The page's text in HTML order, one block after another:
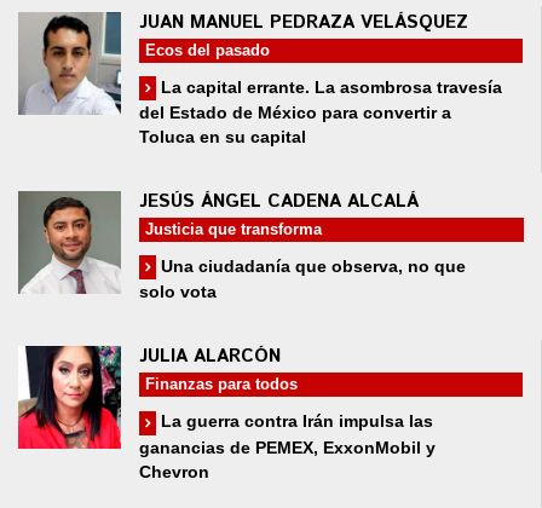
JUAN MANUEL PEDRAZA VELÁSQUEZ
Ecos del pasado
La capital errante. La asombrosa travesía
del Estado de México para convertir a
Toluca en su capital
JESÚS ÁNGEL CADENA ALCALÁ
Justicia que transforma
Una ciudadanía que observa, no que
solo vota
JULIA ALARCÓN
Finanzas para todos
La guerra contra Irán impulsa las
ganancias de PEMEX, ExxonMobil y
Chevron